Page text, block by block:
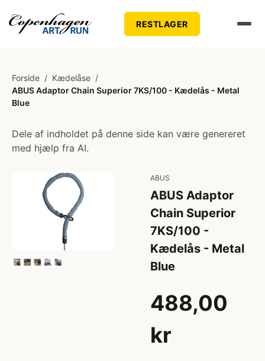
RESTLAGER
Forside / Kædelåse /
ABUS Adaptor Chain Superior 7KS/100 - Kædelås - Metal
Blue
Dele af indholdet på denne side kan være genereret
med hjælp fra AI.
ABUS
ABUS Adaptor
Chain Superior
7KS/100 -
Kædelås - Metal
Blue
488,00
kr